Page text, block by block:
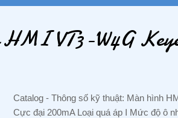
#NhaPhanPhoi #DaiLy #Mitsubishi
VT3-W4G
Catalog - Thông số kỹ thuật: Màn hình
Cực đại 200mA Loại quá áp Ⅰ Mức độ ô